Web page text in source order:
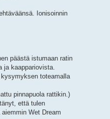
Ionisoinnin
päästä istumaan ratin
ja kaappariovista.
toteamalla
pinnapuola rattikin.)
että tulen
Wet Dream